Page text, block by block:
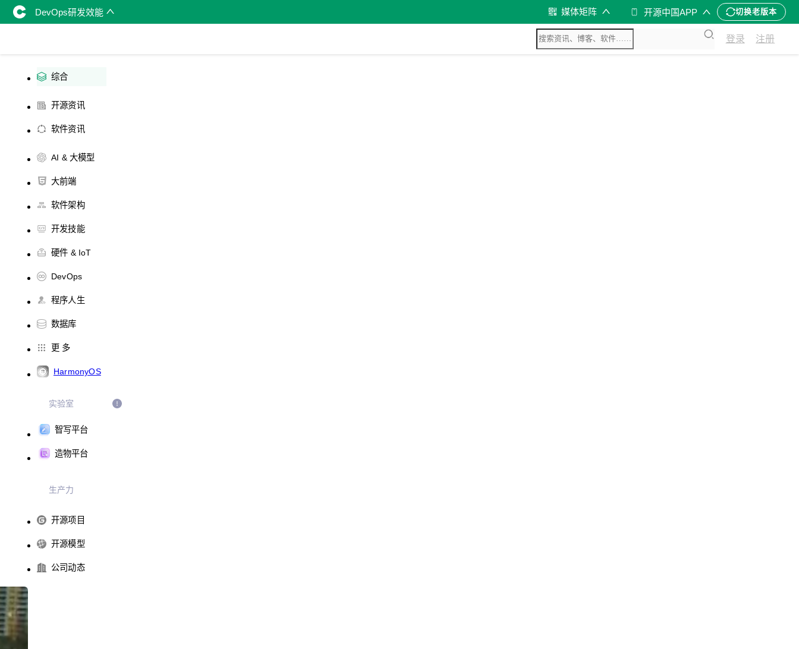
DevOps研发效能 媒体矩阵 开源中国APP 切换老版本
登录 注册
综合
开源资讯
软件资讯
AI & 大模型
大前端
软件架构
开发技能
硬件 & IoT
DevOps
程序人生
数据库
更 多
HarmonyOS
实验室
智写平台
造物平台
生产力
开源项目
开源模型
公司动态